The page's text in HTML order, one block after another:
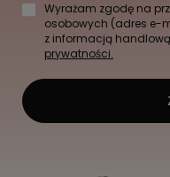
Wyrażam zgodę na
osobowych (adres e-
z informacją
prywatności.